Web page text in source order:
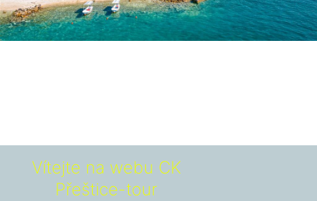
Vítejte na webu CK
Přeštice-tour